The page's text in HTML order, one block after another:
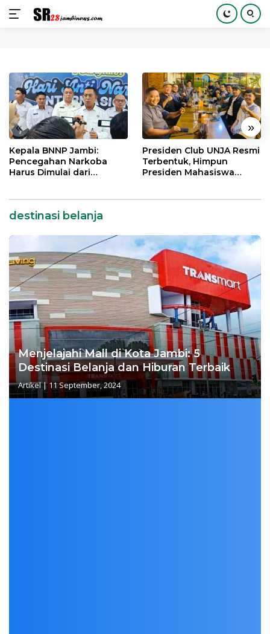
konten
« »
Kepala BNNP Jambi:
Pencegahan Narkoba
Harus Dimulai dari
Presiden Club UNJA Resmi
Terbentuk, Himpun
Presiden Mahasiswa
destinasi belanja
Menjelajahi Mall di Kota Jambi: 5
Destinasi Belanja dan Hiburan Terbaik
Artikel|11 September, 2024